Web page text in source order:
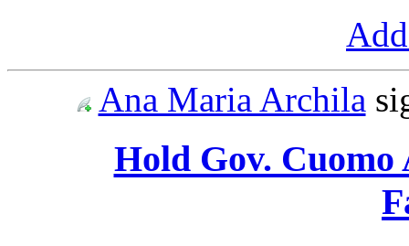
Ana Maria Archila
Hold Gov.